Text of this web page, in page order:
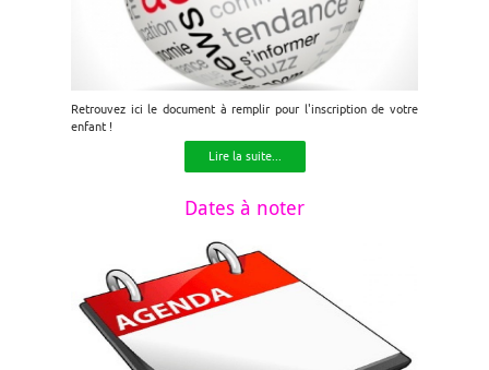
Retrouvez ici le document à remplir pour l'inscription de votre
enfant !
Lire la suite...
Dates à noter